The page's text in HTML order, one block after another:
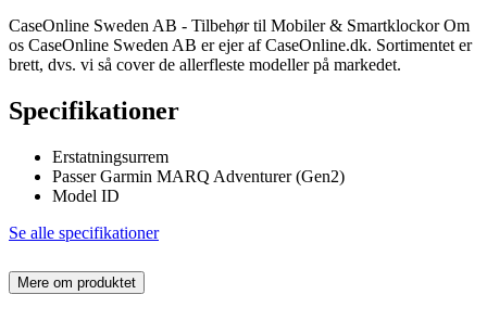
CaseOnline Sweden AB - Tilbehør til Mobiler & Smartklockor Om
os CaseOnline Sweden AB er ejer af CaseOnline.dk. Sortimentet er
brett, dvs. vi så cover de allerfleste modeller på markedet.
Specifikationer
Erstatningsurrem
Passer Garmin MARQ Adventurer (Gen2)
Model ID
Se alle specifikationer
Mere om produktet